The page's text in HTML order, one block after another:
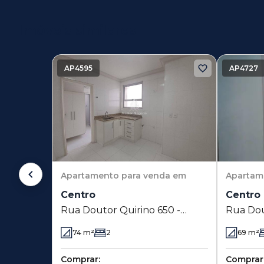
AP4595
Apartamento para venda em
Centro
Rua Doutor Quirino 650 -
74 m² 2
Comprar:
AP4727
Centro
Rua
69 m²